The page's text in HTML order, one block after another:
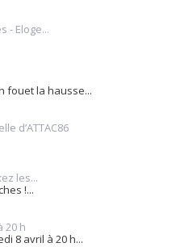
- Eloge...
fouet la hausse...
d’ATTAC86
les...
!...
20 h
8 avril à 20 h...